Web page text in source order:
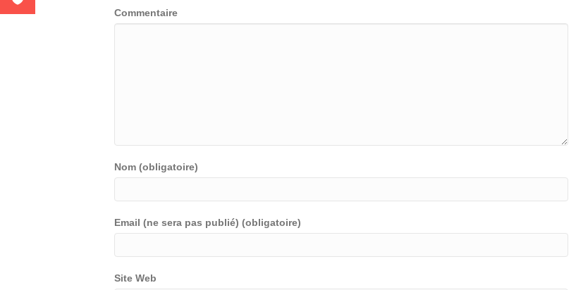
Commentaire
Nom (obligatoire)
Email (ne sera pas publié) (obligatoire)
Site Web